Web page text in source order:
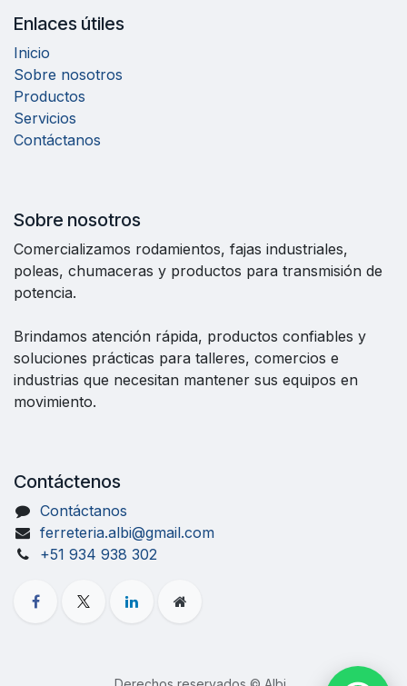
Enlaces útiles
Inicio
Sobre nosotros
Productos
Servicios
Contáctanos
Sobre nosotros
Comercializamos rodamientos, fajas industriales,
poleas, chumaceras y productos para transmisión de
potencia.
Brindamos atención rápida, productos confiables y
soluciones prácticas para talleres, comercios e
industrias que necesitan mantener sus equipos en
movimiento.
Contáctenos
Contáctanos
ferreteria.albi@gmail.com
+51 934 938 302